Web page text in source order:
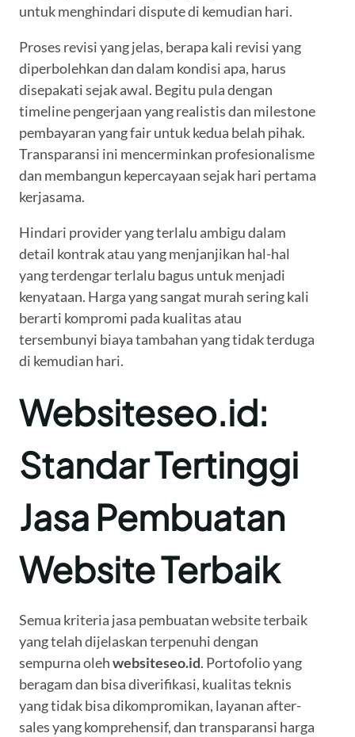
untuk menghindari dispute di kemudian hari.
Proses revisi yang jelas, berapa kali revisi yang
diperbolehkan dan dalam kondisi apa, harus
disepakati sejak awal. Begitu pula dengan
timeline pengerjaan yang realistis dan milestone
pembayaran yang fair untuk kedua belah pihak.
Transparansi ini mencerminkan profesionalisme
dan membangun kepercayaan sejak hari pertama
kerjasama.
Hindari provider yang terlalu ambigu dalam
detail kontrak atau yang menjanjikan hal-hal
yang terdengar terlalu bagus untuk menjadi
kenyataan. Harga yang sangat murah sering kali
berarti kompromi pada kualitas atau
tersembunyi biaya tambahan yang tidak terduga
di kemudian hari.
Websiteseo.id:
Standar Tertinggi
Jasa Pembuatan
Website Terbaik
Semua kriteria jasa pembuatan website terbaik
yang telah dijelaskan terpenuhi dengan
sempurna olehwebsiteseo.id. Portofolio yang
beragam dan bisa diverifikasi, kualitas teknis
yang tidak bisa dikompromikan, layanan after-
sales yang komprehensif, dan transparansi harga